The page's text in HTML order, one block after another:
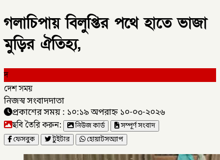
গলাচিপায় বিলুপ্তির পথে হাতে ভাজা
মুড়ির ঐতিহ্য,
দ
দেশ সময়
নিজস্ব সংবাদদাতা
প্রকাশের সময় : ১০:১৯ অপরাহ্ন ১০-০৩-২০২৬
ছবি তৈরি করুন: নিউজ কার্ড
সম্পূর্ণ সংবাদ
ফেসবুক
টুইটার হোয়াটসঅ্যাপ